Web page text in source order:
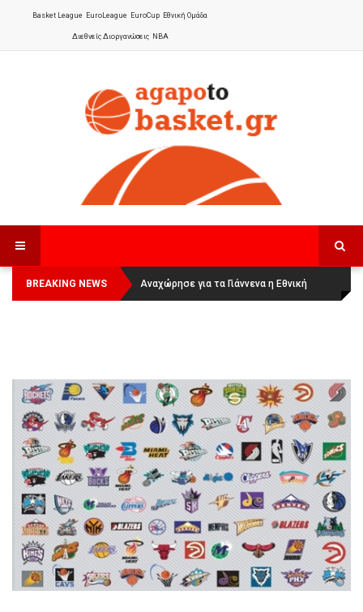
Basket League EuroLeague EuroCup Εθνική Ομάδα
Διεθνείς Διοργανώσεις NBA
BREAKING NEWS
Οι Πάνθηρες Καβάλας στην Women
Basketball League 1
Αναχώρησε για τα Γιάννενα η Εθνική
Γυναικών: